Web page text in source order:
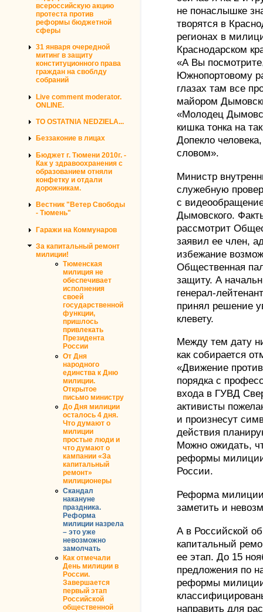
всероссийскую акцию
протеста против
реформы бюджетной
сферы
31 января очередной
митинг в защиту
конституционного права
граждан на своблду
собраний
Live comment moderator.
ONLINE.
TO OSTATNIA NEDZIELA...
Беззаконие в лицах
Бюджет г. Тюмени 2010г. -
Как у здравоохранения с
образованием отняли
конфетку и отдали
дорожникам.
Вестник "Ветер Свободы
- Тюмень"
Гаражи на Коммунаров
За капитальный ремонт
милиции!
Тюменская
милиция не
обеспечивает
исполнения
своей
государственной
функции,
пришлось
привлекать
Президента
России
От Дня
народного
единства к Дню
милиции.
Открытое
письмо министру
До Дня милиции
осталось 4 дня.
Что думают о
милиции
простые люди и
что думают о
кампании «За
капитальный
ремонт»
милиционеры
Скандал
накануне
праздника.
Реформа
милиции назрела
– это уже
невозможно
замолчать
Как отмечали
День милиции в
России.
Завершается
первый этап
Российской
общественной
не понаслышке
творятся в
регионах в
Краснодарском
«А Вы
Южнопортовому
глазах там все
майором
«Молодец
кишка тонка на
Допекло
словом».
Министр
служебную
с
Дымовского.
рассмотрит
заявил ее член,
избежание
Общественная
защиту. А
генерал-
принял решение
клевету.
Между тем дату
как собирается
«Движение
порядка с
входа в ГУВД
активисты
и произнесут
действия
Можно ожидать,
реформы милиции
России.
Реформа милиции
заметить и
А в Российской
капитальный
ее этап. До 15
предложения по
реформы
направить для